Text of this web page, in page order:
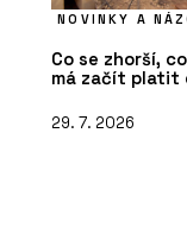
NOVINKY A
Co se zhorší,
má začít platit
29. 7. 2026